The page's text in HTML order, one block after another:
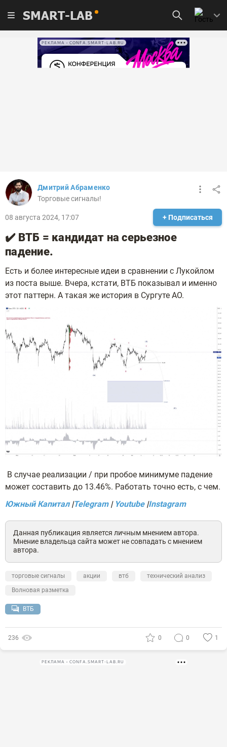
SMART-LAB
РЕКЛАМА • CONFA.SMART-LAB.RU
Дмитрий Абраменко
Торговые сигналы!
08 августа 2024, 17:07 + Подписаться
✔️ ВТБ = кандидат на серьезное
падение.
Есть и более интересные идеи в сравнении с Лукойлом
из поста выше. Вчера, кстати, ВТБ показывал и именно
этот паттерн. А такая же история в Сургуте АО.
В случае реализации / при пробое минимуме падение
может составить до 13.46%. Работать точно есть, с чем.
Южный Капитал |Telegram| Youtube|Instagram
Данная публикация является личным мнением автора.
Мнение владельца сайта может не совпадать с мнением
автора.
торговые сигналы акции втб
технический анализ
Волновая разметка
ВТБ
236 0 0 1
РЕКЛАМА • CONFA.SMART-LAB.RU